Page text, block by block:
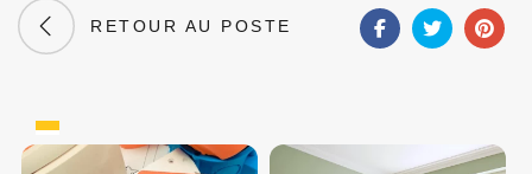
RETOUR AU POSTE